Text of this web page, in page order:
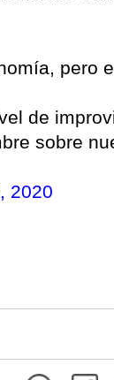
pero
de
sobre
2020